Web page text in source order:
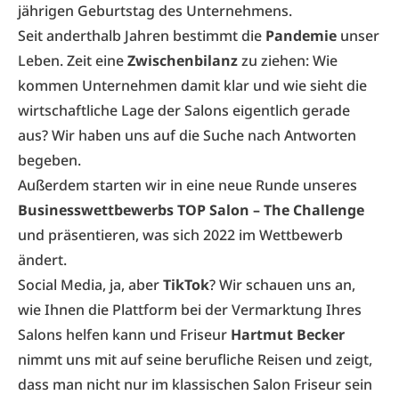
jährigen Geburtstag des Unternehmens.
Seit anderthalb Jahren bestimmt die Pandemie unser
Leben. Zeit eineZwischenbilanzzu ziehen: Wie
kommen Unternehmen damit klar und wie sieht die
wirtschaftliche Lage der Salons eigentlich gerade
aus? Wir haben uns auf die Suche nach Antworten
begeben.
Außerdem starten wir in eine neue Runde unseres
Businesswettbewerbs TOP Salon – The Challenge
und präsentieren, was sich 2022 im Wettbewerb
ändert.
Social Media, ja, aberTikTok? Wir schauen uns an,
wie Ihnen die Plattform bei der Vermarktung Ihres
Salons helfen kann und Friseur Hartmut Becker
nimmt uns mit auf seine berufliche Reisen und zeigt,
dass man nicht nur im klassischen Salon Friseur sein